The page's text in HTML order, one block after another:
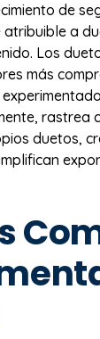
de
atribuible a
Los
más
rastrea
duetos,